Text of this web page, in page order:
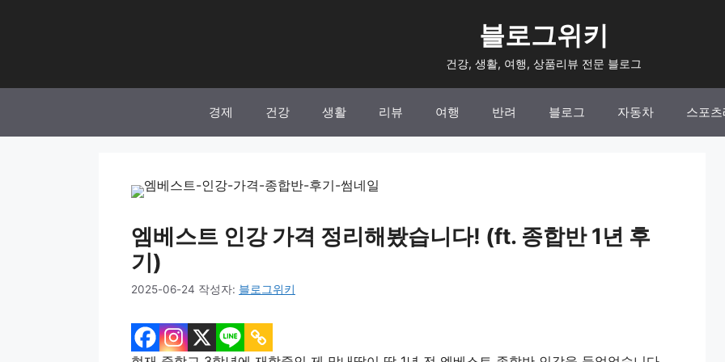
건
블로그위키
건강, 생활, 여행, 상품리뷰 전문 블로그
경제 건강 생활 리뷰 여행 반려 블로그 자동차 스포츠
엠베스트 인강 가격 정리해봤습니다! (ft. 종합반 1년 후
기)
2025-06-24 작성자: 블로그위키